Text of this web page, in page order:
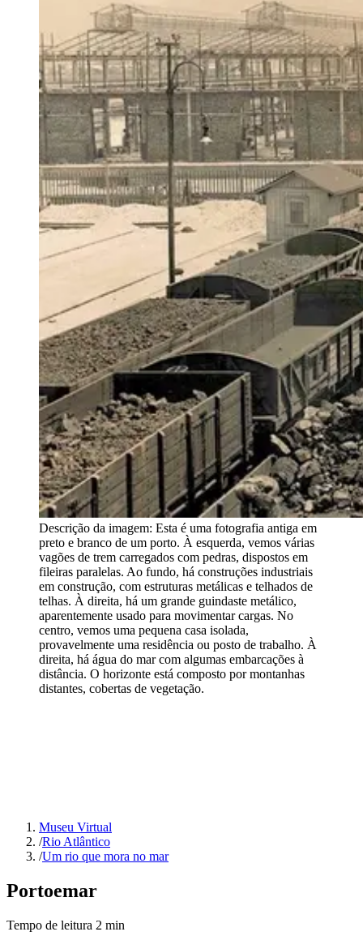
Descrição da imagem: Esta é uma fotografia antiga em
preto e branco de um porto. À esquerda, vemos várias
vagões de trem carregados com pedras, dispostos em
fileiras paralelas. Ao fundo, há construções industriais
em construção, com estruturas metálicas e telhados de
telhas. À direita, há um grande guindaste metálico,
aparentemente usado para movimentar cargas. No
centro, vemos uma pequena casa isolada,
provavelmente uma residência ou posto de trabalho. À
direita, há água do mar com algumas embarcações à
distância. O horizonte está composto por montanhas
distantes, cobertas de vegetação.
Museu Virtual
/Rio Atlântico
/Um rio que mora no mar
Portoemar
Tempo de leitura 2 min